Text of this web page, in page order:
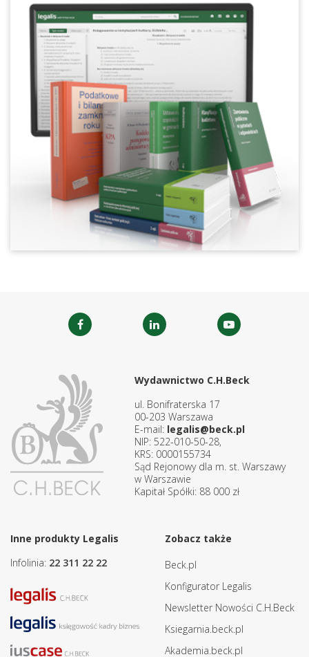
Wydawnictwo C.H.Beck
ul. Bonifraterska 17
00-203 Warszawa
E-mail: legalis@beck.pl
NIP: 522-010-50-28,
KRS: 0000155734
Sąd Rejonowy dla m. st. Warszawy
w Warszawie
Kapitał Spółki: 88 000 zł
Inne produkty Legalis
Infolinia: 22 311 22 22
Zobacz także
Beck.pl
Konfigurator Legalis
Newsletter Nowości C.H.Beck
Ksiegarnia.beck.pl
Akademia.beck.pl